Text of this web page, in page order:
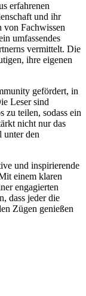
erfahrenen
und ihr
von Fachwissen
umfassendes
vermittelt. Die
ihre eigenen
gefördert, in
Leser sind
zu teilen, sodass ein
nicht nur das
unter den
und inspirierende
einem klaren
engagierten
dass jeder die
Zügen genießen